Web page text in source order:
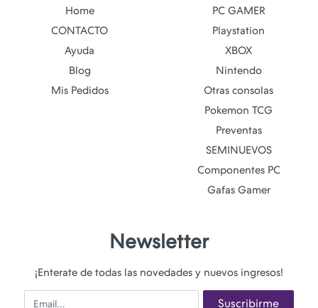
Home
CONTACTO
Ayuda
Blog
Mis Pedidos
PC GAMER
Playstation
XBOX
Nintendo
Otras consolas
Pokemon TCG
Preventas
SEMINUEVOS
Componentes PC
Gafas Gamer
Newsletter
¡Enterate de todas las novedades y nuevos ingresos!
Email Suscribirme